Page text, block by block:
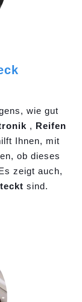
wie gut
, Reifen
Ihnen, mit
ob dieses
zeigt auch,
sind.